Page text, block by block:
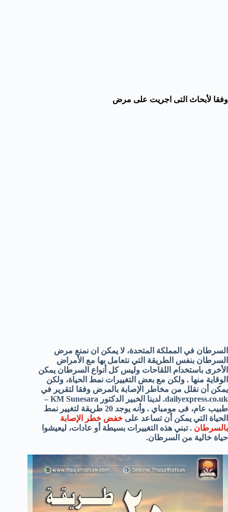
وفقا لأبحاث التى اجريت على مرض
السرطان في المملكة المتحدة، لا يمكن ان نمنع مرض
السرطان بنفس الطريقة التي نتعامل بها مع الأمراض
الأخرى باستخدام اللقاحات وليس كل أنواع السرطان يمكن
الوقاية منها . ولكن مع بعض التغييرات نمط الحياة، ولكن
يمكن أن نقلل من مخاطر الإصابة بالمرض وفقا لتقرير في
dailyexpress.co.uk
. لدينا الخبير الدكتور KM Sunesara
–
طبيب عام، فى مومباي . و أنه يوجد لتغيير نمط
الحياة التي يمكن أن تساعد على خفض خطر الإصابة
بالسرطان . تبني هذه التغييرات بسيطة أو عادات، ليعيشوا
حياة خالية من السرطان.